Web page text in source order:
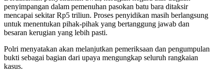
penyimpangan dalam pemenuhan pasokan batu bara ditaksir
mencapai sekitar Rp5 triliun. Proses penyidikan masih berlangsung
untuk menentukan pihak-pihak yang bertanggung jawab dan
besaran kerugian yang lebih pasti.
Polri menyatakan akan melanjutkan pemeriksaan dan pengumpulan
bukti sebagai bagian dari upaya mengungkap seluruh rangkaian
kasus.